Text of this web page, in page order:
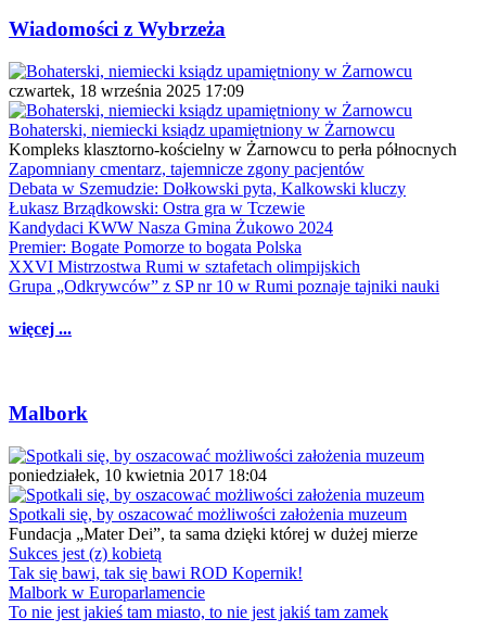
Wiadomości z Wybrzeża
czwartek, 18 września 2025 17:09
Bohaterski, niemiecki ksiądz upamiętniony w Żarnowcu
Kompleks klasztorno-kościelny w Żarnowcu to perła północnych
Zapomniany cmentarz, tajemnicze zgony pacjentów
Debata w Szemudzie: Dołkowski pyta, Kalkowski kluczy
Łukasz Brządkowski: Ostra gra w Tczewie
Kandydaci KWW Nasza Gmina Żukowo 2024
Premier: Bogate Pomorze to bogata Polska
XXVI Mistrzostwa Rumi w sztafetach olimpijskich
Grupa „Odkrywców” z SP nr 10 w Rumi poznaje tajniki nauki
więcej ...
Malbork
poniedziałek, 10 kwietnia 2017 18:04
Spotkali się, by oszacować możliwości założenia muzeum
Fundacja „Mater Dei”, ta sama dzięki której w dużej mierze
Sukces jest (z) kobietą
Tak się bawi, tak się bawi ROD Kopernik!
Malbork w Europarlamencie
To nie jest jakieś tam miasto, to nie jest jakiś tam zamek